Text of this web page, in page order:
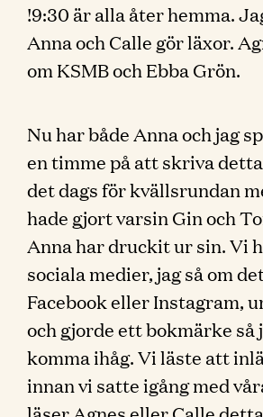
!9:30 är alla åter hemma.
Anna och Calle gör läxor.
om KSMB och Ebba Grön.
Nu har både Anna och jag
en timme på att skriva
det dags för kvällsrundan
hade gjort varsin Gin och
Anna har druckit ur sin. Vi
sociala medier, jag så om
Facebook eller Instagram,
och gjorde ett bokmärke så
komma ihåg. Vi läste att
innan vi satte igång med